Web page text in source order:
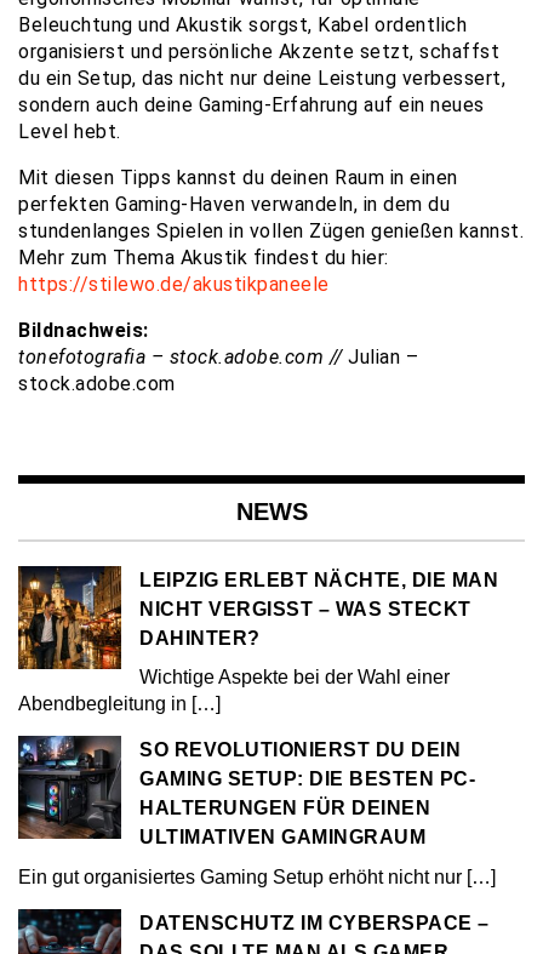
Beleuchtung und Akustik sorgst, Kabel ordentlich
organisierst und persönliche Akzente setzt, schaffst
du ein Setup, das nicht nur deine Leistung verbessert,
sondern auch deine Gaming-Erfahrung auf ein neues
Level hebt.
Mit diesen Tipps kannst du deinen Raum in einen
perfekten Gaming-Haven verwandeln, in dem du
stundenlanges Spielen in vollen Zügen genießen kannst.
Mehr zum Thema Akustik findest du hier:
https://stilewo.de/akustikpaneele
Bildnachweis:
tonefotografia – stock.adobe.com //Julian –
stock.adobe.com
NEWS
LEIPZIG ERLEBT NÄCHTE, DIE MAN
NICHT VERGISST – WAS STECKT
DAHINTER?
Wichtige Aspekte bei der Wahl einer
Abendbegleitung in […]
SO REVOLUTIONIERST DU DEIN
GAMING SETUP: DIE BESTEN PC-
HALTERUNGEN FÜR DEINEN
ULTIMATIVEN GAMINGRAUM
Ein gut organisiertes Gaming Setup erhöht nicht nur […]
DATENSCHUTZ IM CYBERSPACE –